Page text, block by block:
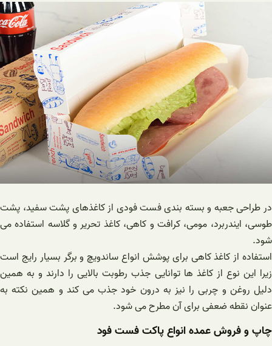
در طراحی جعبه و بسته بندی فست فودی از کاغذهای پشت سفید، پشت
طوسی، ایندربرد، مومی، کرافت و کاهی، کاغذ تحریر و گلاسه استفاده می
شود.
استفاده از کاغذ کاهی برای پوشش انواع ساندویچ و برگر بسیار رایج است
زیرا این نوع از کاغذ ها توانایی جذب رطوبت بالایی را دارند و به همین
دلیل روغن و چربی را نیز به درون خود جذب می کند و همین نکته به
عنوان نقطه ضعفی برای آن مطرح می شود.
چاپ و فروش عمده انواع پاکت فست فود